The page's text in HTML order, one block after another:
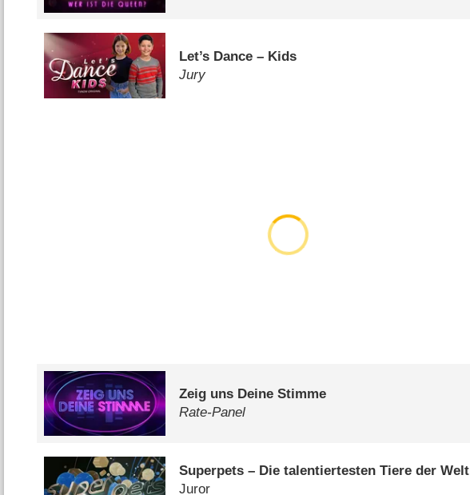
Let’s Dance – Kids
Jury
Zeig uns Deine Stimme
Rate-Panel
Superpets – Die talentiertesten Tiere der Welt
Juror